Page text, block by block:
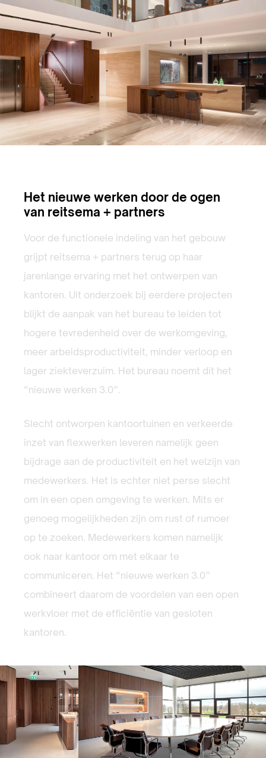
Het nieuwe werken door de ogen
van reitsema + partners
Voor de functionele indeling van het gebouw
grijpt reitsema + partners terug op haar
jarenlange ervaring met het ontwerpen van
kantoren. Uit onderzoek bij eerdere projecten
blijkt de aanpak van het bureau te leiden tot
hogere tevredenheid over de werkomgeving,
meer arbeidsproductiviteit, minder verloop en
lager ziekteverzuim. Het bureau noemt dit het
“nieuwe werken 3.0”.
Slecht ontworpen kantoortuinen en verkeerde
inzet van flexwerken leveren namelijk geen
bijdrage aan de productiviteit en het welzijn van
medewerkers. Het is echter niet perse slecht
om in een open omgeving te werken. Mits er
genoeg mogelijkheden zijn om rust of rumoer
op te zoeken. Medewerkers komen namelijk
ook naar kantoor om met elkaar te
communiceren. Het “nieuwe werken 3.0”
combineert daarom de voordelen van een open
werkvloer met de efficiëntie van gesloten
kantoren.